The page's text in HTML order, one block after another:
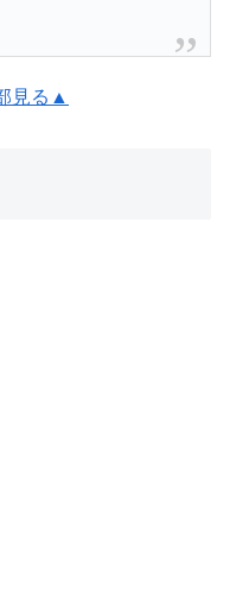
見る▲